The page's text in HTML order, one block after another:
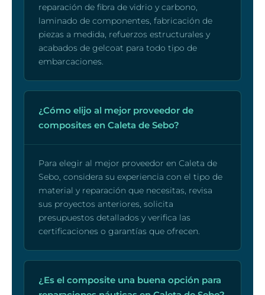
reparación de fibra de vidrio y carbono,
laminado de componentes, fabricación de
piezas a medida, refuerzos estructurales y
acabados de gelcoat para todo tipo de
embarcaciones.
¿Cómo elijo al mejor proveedor de
composites en Caleta de Sebo?
Para elegir al mejor proveedor en Caleta de
Sebo, considera su experiencia con el tipo de
material y reparación que necesitas, revisa
sus proyectos anteriores, solicita
presupuestos detallados y verifica las
certificaciones o garantías que ofrecen.
¿Es el composite una buena opción para